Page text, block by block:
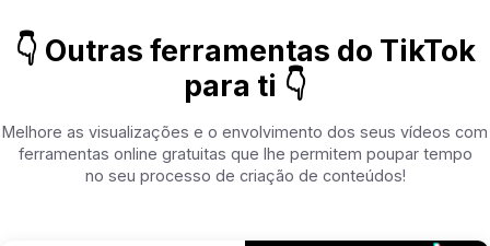
👇 Outras ferramentas do TikTok
para ti 👇
Melhore as visualizações e o envolvimento dos seus vídeos com
ferramentas online gratuitas que lhe permitem poupar tempo
no seu processo de criação de conteúdos!